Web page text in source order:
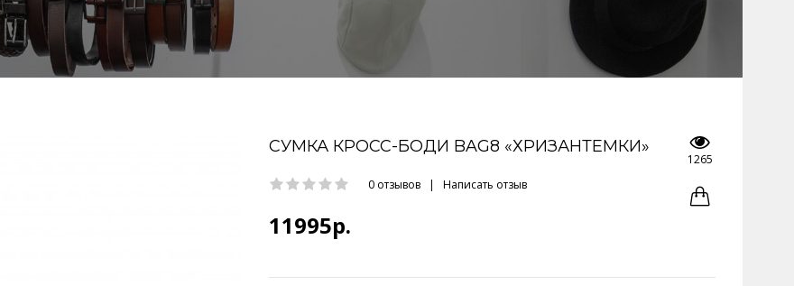
СУМКА КРОСС-БОДИ BAG8 «ХРИЗАНТЕМКИ»
0 отзывов | Написать отзыв
11995р.
1265